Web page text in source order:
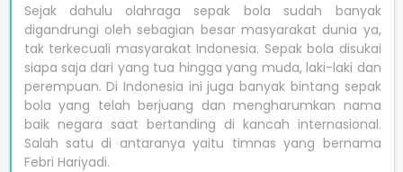
Sejak dahulu olahraga sepak bola sudah banyak
digandrungi oleh sebagian besar masyarakat dunia ya,
tak terkecuali masyarakat Indonesia. Sepak bola disukai
siapa saja dari yang tua hingga yang muda, laki-laki dan
perempuan. Di Indonesia ini juga banyak bintang sepak
bola yang telah berjuang dan mengharumkan nama
baik negara saat bertanding di kancah internasional.
Salah satu di antaranya yaitu timnas yang bernama
Febri Hariyadi.